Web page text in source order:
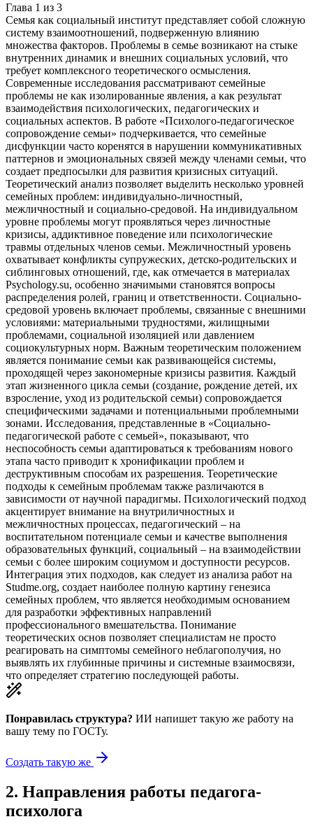
Глава 1 из 3
Семья как социальный институт представляет собой сложную
систему взаимоотношений, подверженную влиянию
множества факторов. Проблемы в семье возникают на стыке
внутренних динамик и внешних социальных условий, что
требует комплексного теоретического осмысления.
Современные исследования рассматривают семейные
проблемы не как изолированные явления, а как результат
взаимодействия психологических, педагогических и
социальных аспектов. В работе «Психолого-педагогическое
сопровождение семьи» подчеркивается, что семейные
дисфункции часто коренятся в нарушении коммуникативных
паттернов и эмоциональных связей между членами семьи, что
создает предпосылки для развития кризисных ситуаций.
Теоретический анализ позволяет выделить несколько уровней
семейных проблем: индивидуально-личностный,
межличностный и социально-средовой. На индивидуальном
уровне проблемы могут проявляться через личностные
кризисы, аддиктивное поведение или психологические
травмы отдельных членов семьи. Межличностный уровень
охватывает конфликты супружеских, детско-родительских и
сиблинговых отношений, где, как отмечается в материалах
Psychology.su, особенно значимыми становятся вопросы
распределения ролей, границ и ответственности. Социально-
средовой уровень включает проблемы, связанные с внешними
условиями: материальными трудностями, жилищными
проблемами, социальной изоляцией или давлением
социокультурных норм. Важным теоретическим положением
является понимание семьи как развивающейся системы,
проходящей через закономерные кризисы развития. Каждый
этап жизненного цикла семьи (создание, рождение детей, их
взросление, уход из родительской семьи) сопровождается
специфическими задачами и потенциальными проблемными
зонами. Исследования, представленные в «Социально-
педагогической работе с семьей», показывают, что
неспособность семьи адаптироваться к требованиям нового
этапа часто приводит к хронификации проблем и
деструктивным способам их разрешения. Теоретические
подходы к семейным проблемам также различаются в
зависимости от научной парадигмы. Психологический подход
акцентирует внимание на внутриличностных и
межличностных процессах, педагогический – на
воспитательном потенциале семьи и качестве выполнения
образовательных функций, социальный – на взаимодействии
семьи с более широким социумом и доступности ресурсов.
Интеграция этих подходов, как следует из анализа работ на
Studme.org, создает наиболее полную картину генезиса
семейных проблем, что является необходимым основанием
для разработки эффективных направлений
профессионального вмешательства. Понимание
теоретических основ позволяет специалистам не просто
реагировать на симптомы семейного неблагополучия, но
выявлять их глубинные причины и системные взаимосвязи,
что определяет стратегию последующей работы.
Понравилась структура? ИИ напишет такую же работу на
вашу тему по ГОСТу.
Создать такую же
2. Направления работы педагога-
психолога